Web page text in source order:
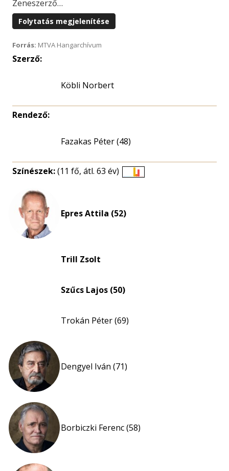
Zeneszerző…
Folytatás megjelenítése
Forrás: MTVA Hangarchívum
Szerző:
Köbli Norbert
Rendező:
Fazakas Péter (48)
Színészek:(11 fő, átl. 63 év)
Epres Attila (52)
Trill Zsolt
Szűcs Lajos (50)
Trokán Péter (69)
Dengyel Iván (71)
Borbiczki Ferenc (58)